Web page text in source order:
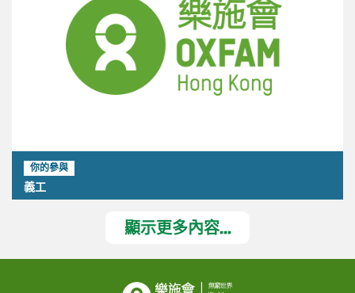
你的參與
義工
顯示更多內容...